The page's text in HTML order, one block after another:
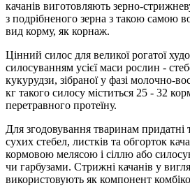
качанів виготовляють зерно-
з подрібненого зерна з такою самою
вид корму, як корнаж.
Цінний силос для великої рогатої
силосу­ванням усієї маси рослин -
кукурудзи, зі­браної у фазі молочно-
кг такого силосу міс­титься 25 - 32
перетравного протеїну.
Для згодовування тваринам придатні
су­хих стебел, листків та обгорток
кормовою мелясою і сіллю або
чи гарбузами. Стрижні качанів у
використовують як компо­нент